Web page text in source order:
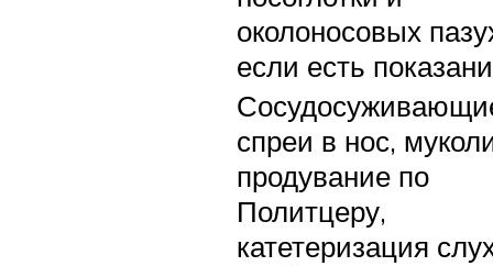
околоносовых
если есть
спреи в нос,
продувание по
Политцеру,
катетеризация